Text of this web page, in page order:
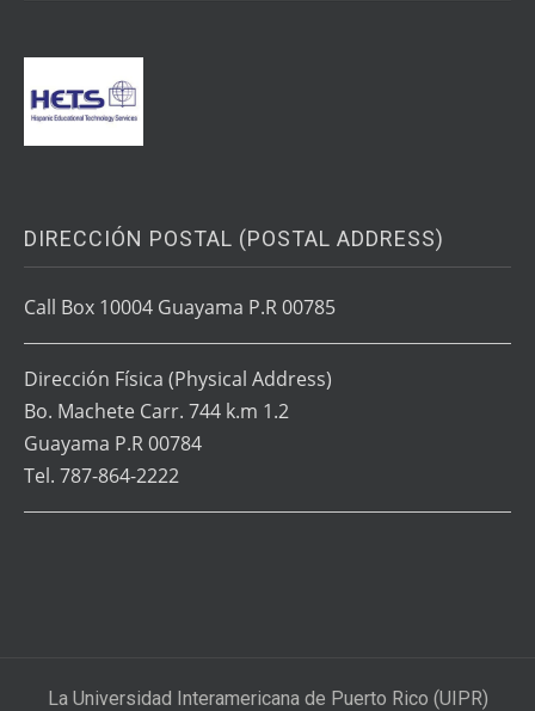
DIRECCIÓN POSTAL (POSTAL ADDRESS)
Call Box 10004 Guayama P.R 00785
Dirección Física (Physical Address)
Bo. Machete Carr. 744 k.m 1.2
Guayama P.R 00784
Tel. 787-864-2222
La Universidad Interamericana de Puerto Rico (UIPR)